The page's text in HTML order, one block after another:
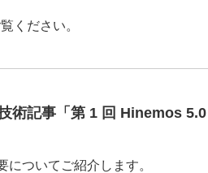
ください。
術記事「第 1 回 Hinemos
ついてご紹介します。